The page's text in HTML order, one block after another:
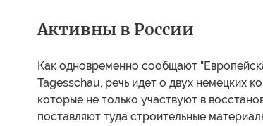
Активны в России
Как одновременно сообщают
Tagesschau, речь идет о двух немецких
которые не только участвуют в
поставляют туда строительные